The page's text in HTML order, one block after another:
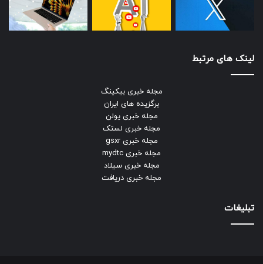
لینک های مرتبط
مجله خبری بیکینگ
برگزیده های ایران
مجله خبری یولن
مجله خبری لستک
مجله خبری gsxr
مجله خبری mydtc
مجله خبری سیلاد
مجله خبری دریافت
تبلیغات